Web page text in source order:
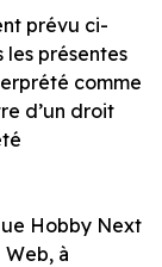
prévu ci-
les présentes
comme
d’un droit
Hobby Next
à